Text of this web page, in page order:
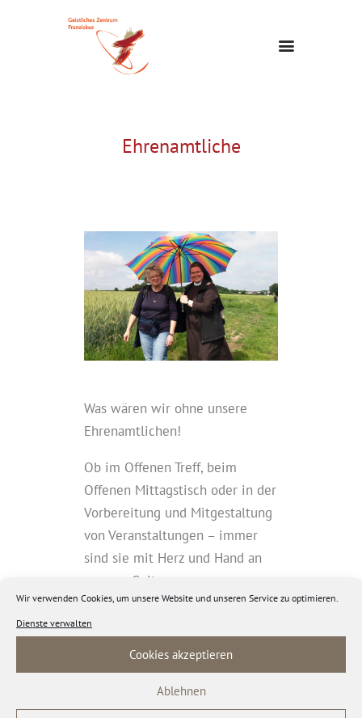
Wir verwenden Cookies, um unsere Website und unseren Service zu optimieren.
Dienste verwalten
Cookies akzeptieren
Ablehnen
Ehrenamtliche
Was wären wir ohne unsere
Ehrenamtlichen!
Ob im Offenen Treff, beim
Offenen Mittagstisch oder in der
Vorbereitung und Mitgestaltung
von Veranstaltungen – immer
sind sie mit Herz und Hand an
unserer Seite.
freuen uns über ihre kreativen
Ideen und Vorschläge, ihr
Mitdenken und Zupacken. Im
Miteinander entsteht Freude